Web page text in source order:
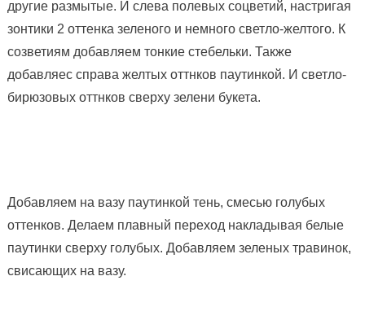
другие размытые. И слева полевых соцветий, настригая
зонтики 2 оттенка зеленого и немного светло-желтого. К
созветиям добавляем тонкие стебельки. Также
добавляес справа желтых оттнков паутинкой. И светло-
бирюзовых оттнков сверху зелени букета.
Добавляем на вазу паутинкой тень, смесью голубых
оттенков. Делаем плавный переход накладывая белые
паутинки сверху голубых. Добавляем зеленых травинок,
свисающих на вазу.